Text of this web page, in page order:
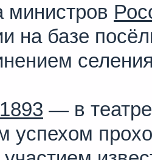
министров
на базе
1893 — в
успехом